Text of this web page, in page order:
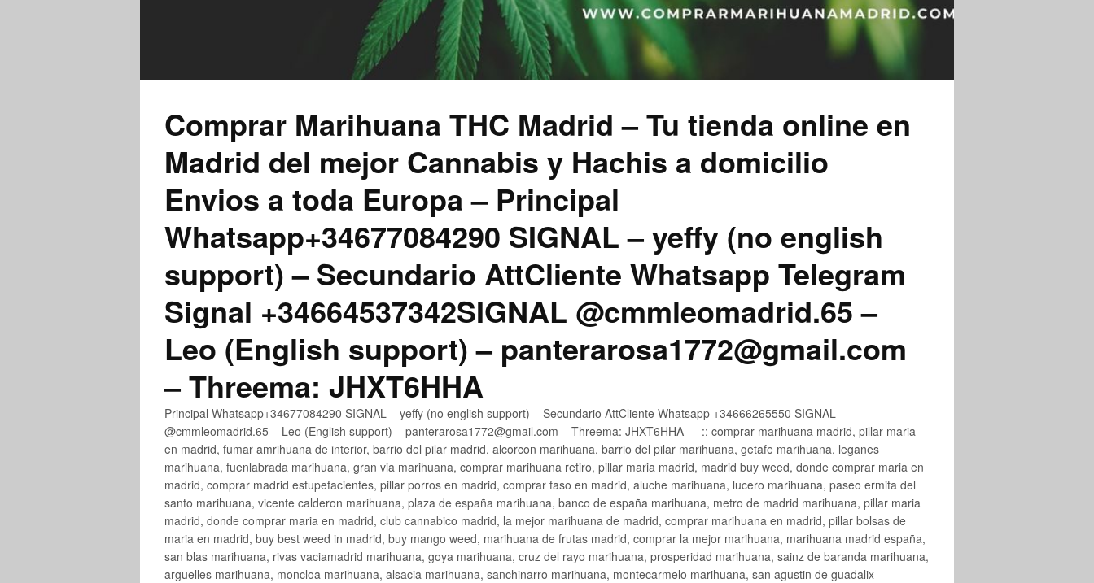
Comprar Marihuana THC Madrid – Tu tienda online en
Madrid del mejor Cannabis y Hachis a domicilio
Envios a toda Europa – Principal
Whatsapp+34677084290 SIGNAL – yeffy (no english
support) – Secundario AttCliente Whatsapp Telegram
Signal +34664537342SIGNAL @cmmleomadrid.65 –
Leo (English support) – panterarosa1772@gmail.com
– Threema: JHXT6HHA
Principal Whatsapp+34677084290 SIGNAL – yeffy (no english support) – Secundario AttCliente Whatsapp +34666265550 SIGNAL
@cmmleomadrid.65 – Leo (English support) – panterarosa1772@gmail.com – Threema: JHXT6HHA—–:: comprar marihuana madrid, pillar maria
en madrid, fumar amrihuana de interior, barrio del pilar madrid, alcorcon marihuana, barrio del pilar marihuana, getafe marihuana, leganes
marihuana, fuenlabrada marihuana, gran via marihuana, comprar marihuana retiro, pillar maria madrid, madrid buy weed, donde comprar maria en
madrid, comprar madrid estupefacientes, pillar porros en madrid, comprar faso en madrid, aluche marihuana, lucero marihuana, paseo ermita del
santo marihuana, vicente calderon marihuana, plaza de españa marihuana, banco de españa marihuana, metro de madrid marihuana, pillar maria
madrid, donde comprar maria en madrid, club cannabico madrid, la mejor marihuana de madrid, comprar marihuana en madrid, pillar bolsas de
maria en madrid, buy best weed in madrid, buy mango weed, marihuana de frutas madrid, comprar la mejor marihuana, marihuana madrid españa,
san blas marihuana, rivas vaciamadrid marihuana, goya marihuana, cruz del rayo marihuana, prosperidad marihuana, sainz de baranda marihuana,
arguelles marihuana, moncloa marihuana, alsacia marihuana, sanchinarro marihuana, montecarmelo marihuana, san agustin de guadalix